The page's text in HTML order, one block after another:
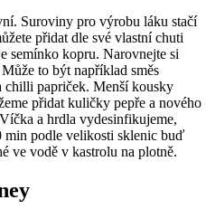
Suroviny pro výrobu láku stačí
přidat dle své vlastní chuti
semínko kopru. Narovnejte si
to být například směs
chilli papriček. Menší kousky
přidat kuličky pepře a nového
a hrdla vydesinfikujeme,
min podle velikosti sklenic buď
ve vodě v kastrolu na plotně.